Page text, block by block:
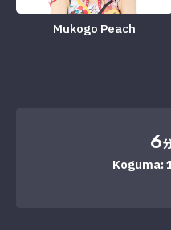
Mukogo Peach
6
Koguma: